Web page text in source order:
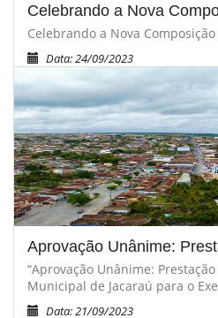
Celebrando a Nova
Celebrando a Nova
Data: 24/09/2023
Aprovação Unânime:
“Aprovação Unânime:
Municipal de Jacaraú para o
Data: 21/09/2023